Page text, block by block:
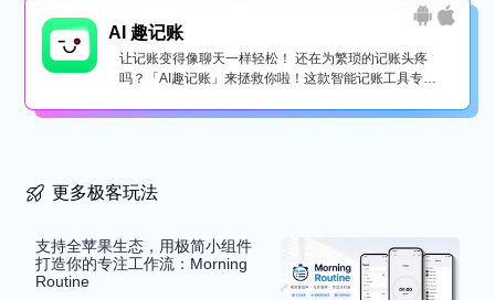
AI 趣记账
让记账变得像聊天一样轻松！ 还在为繁琐的记账头疼
吗？「AI趣记账」来拯救你啦！这款智能记账工具专为
更多极客玩法
支持全苹果生态，用极简小组件
打造你的专注工作流：Morning
Routine